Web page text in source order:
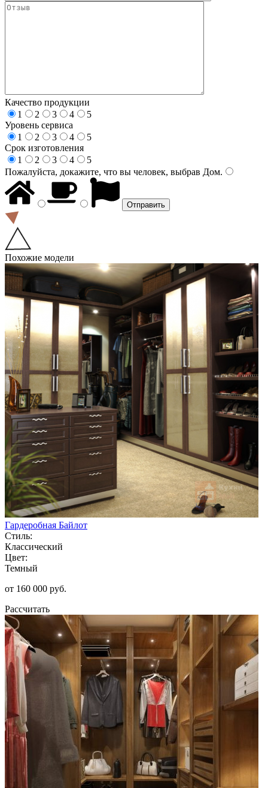
Качество продукции
1
2 3 4
5
Уровень сервиса
1
2 3 4
5
Срок изготовления
1
2 3 4
5
Пожалуйста, докажите, что вы человек, выбрав Дом.
Похожие модели
Гардеробная Байлот
Стиль:
Классический
Цвет:
Темный
от 160 000 руб.
Рассчитать